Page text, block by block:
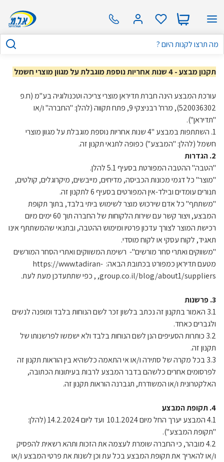
תקנון מבצע - 4 שנות אחריות נוספת מוגבלת על מגוון מוצרי חשמל
עורכת המבצע הינה חברת תדיראן מוצרי צריכה וטכנולוגיה בע"מ (ח.פ
520036302), מרח' רבניצקי 9, פתח תקווה (להלן: "החברה" ו/או
"תדיראן").
1. השתתפות במבצע "4 שנות אחריות נוספת מוגבלת על מגוון מוצרי
חשמל (להלן: "המבצע") כפופה לתנאי תקנון זה.
2. הגדרות
"הטבה" ההטבה המפורטת בסעיף 5.1 להלן.
"מוצר" כל דגמי מכונות הכביסה, מדיחים, מייבשים, מיקרוגלים, קולטים,
תנורים עומדים ובילד-אין המפורטים בסעיף 6 לתקנון זה.
"משתתף" כל אדם שירכוש מוצר לשימוש ביתי בלבד, בתוך תקופת
המבצע, ויצור קשר עם שירות הלקוחות של החברה תוך 60 ימים מיום
רכישת המוצר לצורך עדכון פרטיו ומימוש ההטבה, ובתנאי שהמשתתף אינו
תאגיד, לקוח עסקי או לקוח מוסדי.
"משווקים ואתרי סחר מורשים"- רשימת המשווקים ואתרי הסחר המורשים
מטעם תדיראן כמפורט בכתובת הבאה: https://www.tadiran-
group.co.il/blog/about1/suppliers, , כפי שתתעדכן מעת לעת.
3. פרשנות
3.1 האמור בתקנון זה נכתב בלשון זכר לשם הנוחות בלבד ומופנה לנשים
ולגברים כאחד.
3.2 כותרות הסעיפים הנן לשם הנוחות בלבד ולא ישמשו לפרשנותו של
תקנון זה.
3.3 בכל מקרה של סתירה ו/או אי התאמה כלשהיא בין הוראות תקנון זה
לפרסומים אחרים כלשהם בדבר המבצע לרבות בעיתונות הכתובה,
האלקטרונית ו/או המשודרת, תגברנה הוראות תקנון זה.
4. תקופת המבצע
4.1 המבצע יערך החל מיום 10.1.2024 ועד ליום 14.2.2024 (להלן:
"תקופת המבצע").
4.2 מובהר, כי החברה שומרת לעצמה את הזכות ותהא רשאית להפסיק
ו/או להאריך את תקופת המבצע בכל עת וכן לשנות את פרטי המבצע ו/או